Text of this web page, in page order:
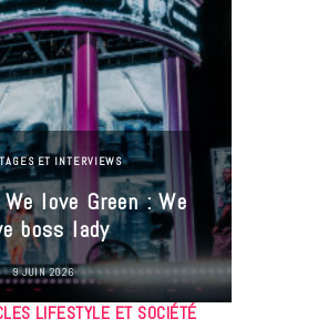
ET INTERVIEWS
love Green : We
boss lady
9 JUIN 2026
LIFESTYLE ET SOCIÉTÉ